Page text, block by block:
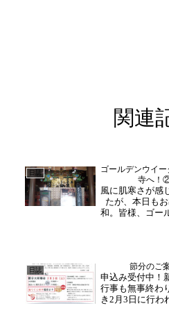
関連
日誌
ゴールデンウイ
寺へ！
風に肌寒さが感
たが、本日も
和。皆様、ゴー
安禅寺をご案内
安禅寺を知って
と今回10：30
日誌 節分のご
申込み受付中！
行事も無事終わ
き2月3日に行わ